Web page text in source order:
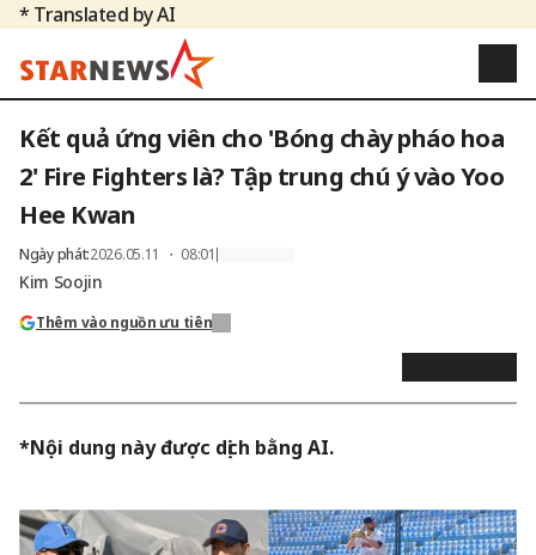
* Translated by AI
Kết quả ứng viên cho 'Bóng chày pháo hoa
2' Fire Fighters là? Tập trung chú ý vào Yoo
Hee Kwan
Ngày phát:2026.05.11 ・ 08:01
Kim Soojin
Thêm vào nguồn ưu tiên
*Nội dung này được dịch bằng AI.